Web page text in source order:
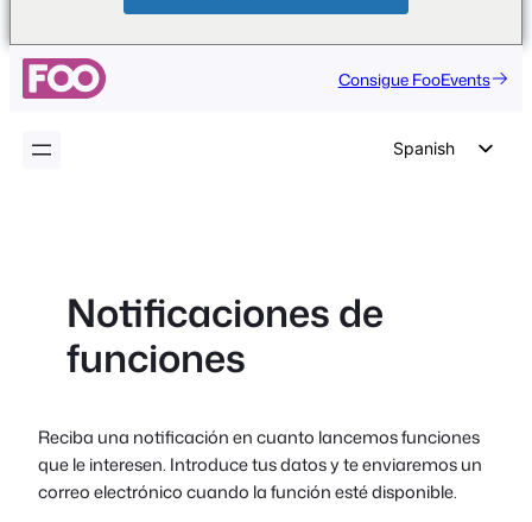
Saltar
Consigue FooEvents
Spanish
Czech
Greek
Notificaciones de
funciones
Reciba una notificación en cuanto lancemos funciones
que le interesen. Introduce tus datos y te enviaremos un
correo electrónico cuando la función esté disponible.